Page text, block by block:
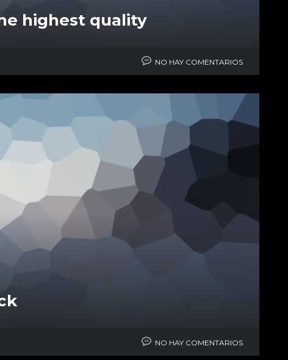
highest quality
NO HAY COMENTARIOS
NO HAY COMENTARIOS